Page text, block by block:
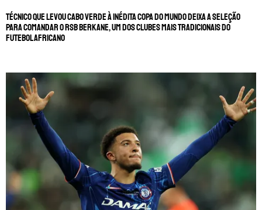
Técnico que levou Cabo Verde à inédita Copa do Mundo deixa a seleção
para comandar o RSB Berkane, um dos clubes mais tradicionais do
futebol africano